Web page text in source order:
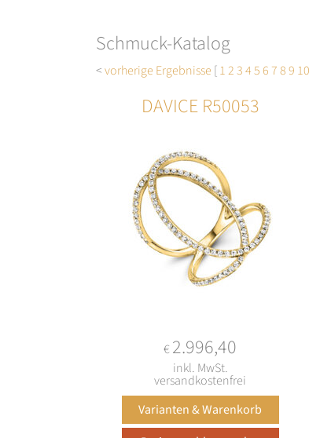
Schmuck-Katalog
<vorherige Ergebnisse [123456 789 10
DAVICE R50053
€2.996,40
inkl. MwSt.
versandkostenfrei